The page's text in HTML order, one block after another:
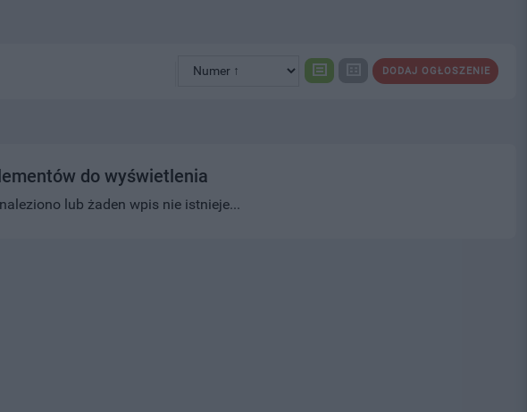
DODAJ OGŁOSZENIE
do wyświetlenia
lub żaden wpis nie istnieje...